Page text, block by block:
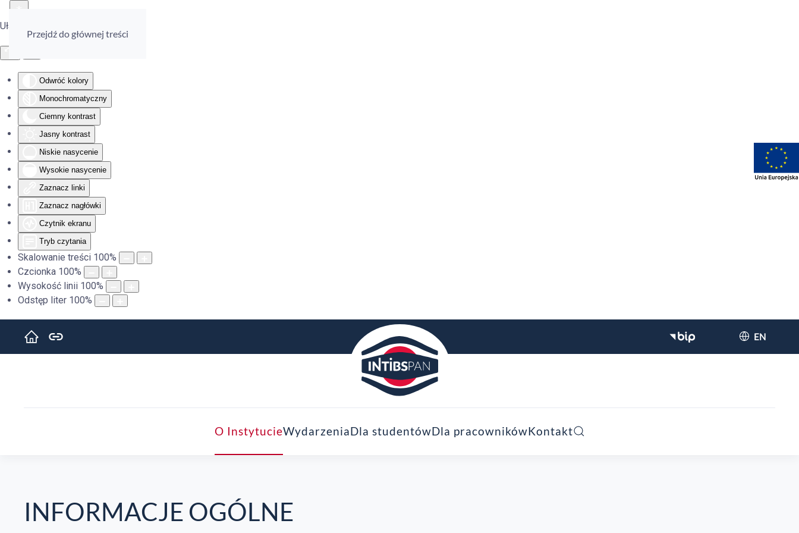
Ułatwienia dostępu
Odwróć kolory
Monochromatyczny
Ciemny kontrast
Jasny kontrast
Niskie nasycenie
Wysokie nasycenie
Zaznacz linki
Zaznacz nagłówki
Czytnik ekranu
Tryb czytania
Skalowanie treści 100%
Czcionka 100%
Wysokość linii 100%
Odstęp liter 100%
Przejdź do głównej treści
EN
O InstytucieWydarzeniaDla studentówDla pracownikówKontakt
INFORMACJE OGÓLNE